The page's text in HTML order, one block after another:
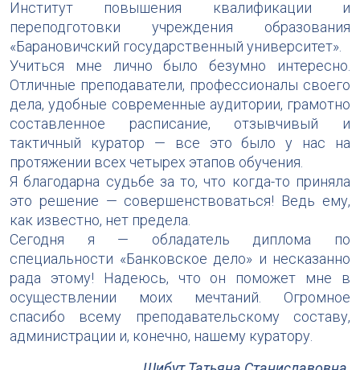
Институт повышения квалификации и
переподготовки учреждения образования
«Барановичский государственный университет».
Учиться мне лично было безумно интересно.
Отличные преподаватели, профессионалы своего
дела, удобные современные аудитории, грамотно
составленное расписание, отзывчивый и
тактичный куратор — все это было у нас на
протяжении всех четырех этапов обучения.
Я благодарна судьбе за то, что когда-то приняла
это решение — совершенствоваться! Ведь ему,
как известно, нет предела.
Сегодня я — обладатель диплома по
специальности «Банковское дело» и несказанно
рада этому! Надеюсь, что он поможет мне в
осуществлении моих мечтаний. Огромное
спасибо всему преподавательскому составу,
администрации и, конечно, нашему куратору.